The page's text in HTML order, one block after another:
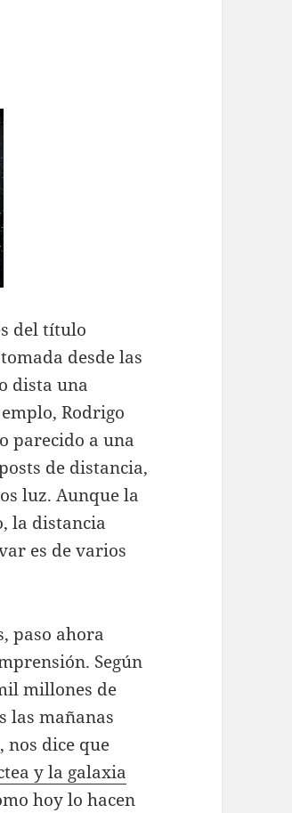
del título
desde las
dista una
Rodrigo
parecido a una
de distancia,
luz. Aunque la
la distancia
es de varios
paso ahora
Según
millones de
las mañanas
nos dice que
y la galaxia
hoy lo hacen